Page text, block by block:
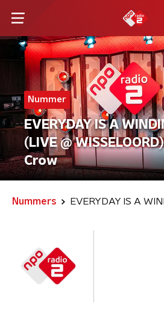
Nummer
EVERYDAY IS A
(LIVE @
Crow
Nummers